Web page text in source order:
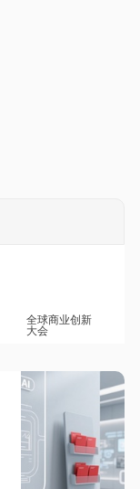
全球商业创新
大会